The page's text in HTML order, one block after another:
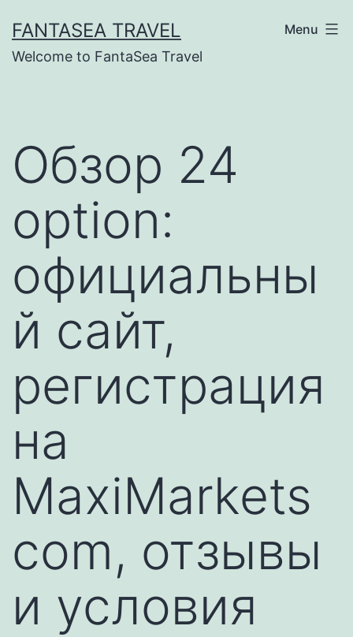
to
content
FANTASEA TRAVEL
Welcome to FantaSea Travel
Menu
Обзор 24
option:
официальны
й сайт,
регистрация
на
MaxiMarkets
com, отзывы
и условия